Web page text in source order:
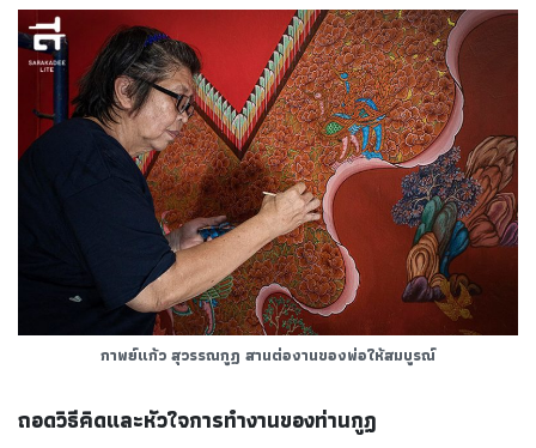
กาพย์แก้ว สุวรรณกูฏ สานต่องานของพ่อให้สมบูรณ์
ถอดวิธีคิดและหัวใจการทำงานของท่านกูฏ